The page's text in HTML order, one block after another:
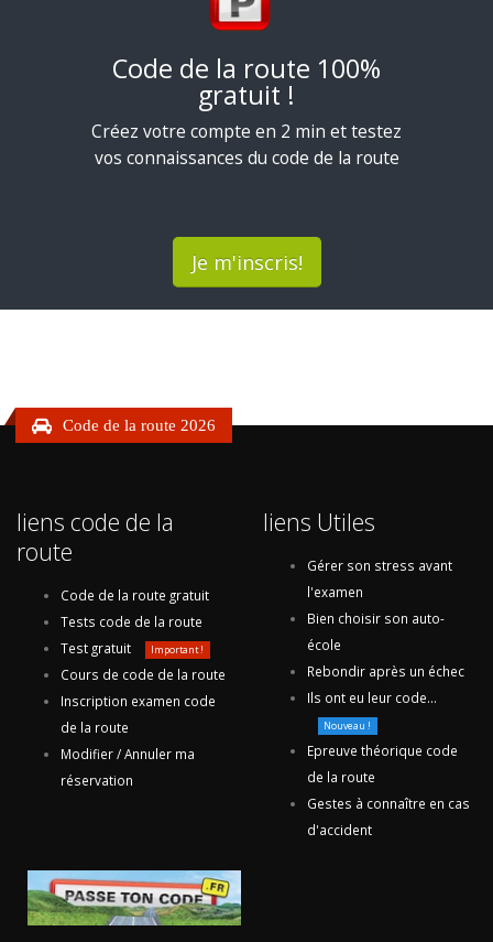
Code de la route 100%
gratuit !
Créez votre compte en 2 min et testez
vos connaissances du code de la route
Je m'inscris!
Code de la route 2026
liens code de la
route
Code de la route gratuit
Tests code de la route
Test gratuit
Important !
Cours de code de la route
Inscription examen code
de la route
Modifier / Annuler ma
réservation
liens Utiles
Gérer son stress avant
l'examen
Bien choisir son auto-
école
Rebondir après un échec
Ils ont eu leur code...
Nouveau !
Epreuve théorique code
de la route
Gestes à connaître en cas
d'accident